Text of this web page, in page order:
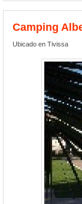
Camping
Ubicado en Tivissa